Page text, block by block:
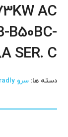
AC
B50BC-
SER. C
دسته ها:سرو Allen Bradly